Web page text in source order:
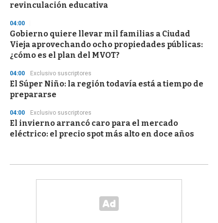
revinculación educativa
04:00
Gobierno quiere llevar mil familias a Ciudad
Vieja aprovechando ocho propiedades públicas:
¿cómo es el plan del MVOT?
04:00 Exclusivo suscriptores
El Súper Niño: la región todavía está a tiempo de
prepararse
04:00 Exclusivo suscriptores
El invierno arrancó caro para el mercado
eléctrico: el precio spot más alto en doce años